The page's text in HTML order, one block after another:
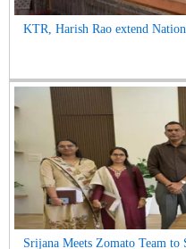
KTR, Harish Rao extend
Srijana Meets Zomato Team to